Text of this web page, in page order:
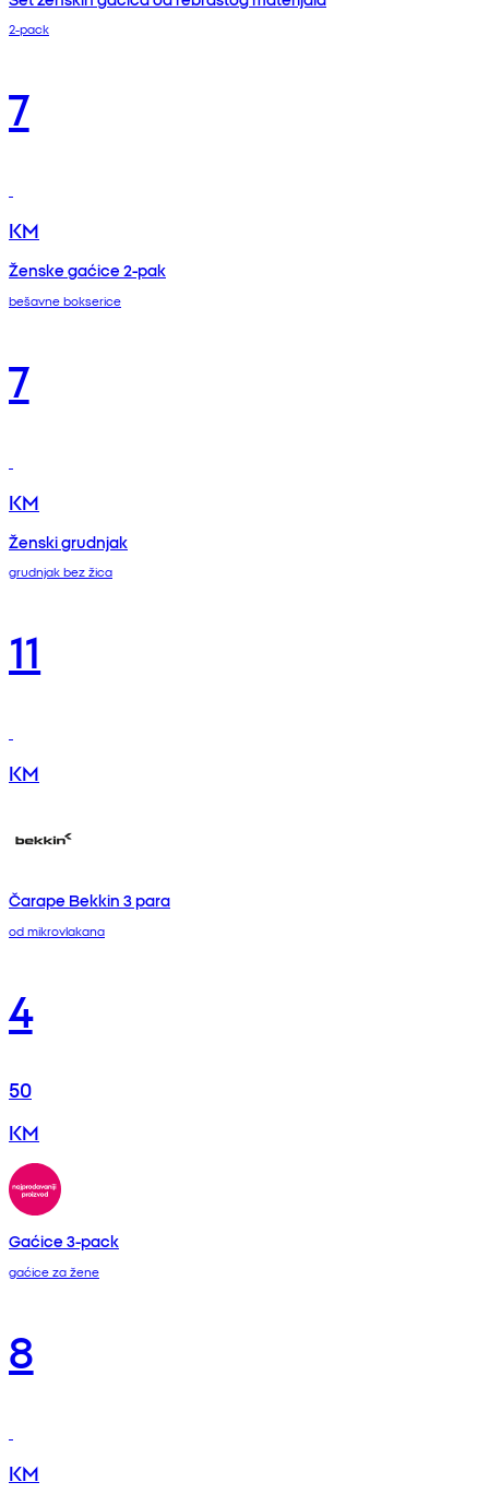
2-pack
7
KM
Ženske gaćice 2-pak
bešavne bokserice
7
KM
Ženski grudnjak
grudnjak bez žica
11
KM
Čarape Bekkin 3 para
od mikrovlakana
4
50
KM
Gaćice 3-pack
gaćice za žene
8
KM